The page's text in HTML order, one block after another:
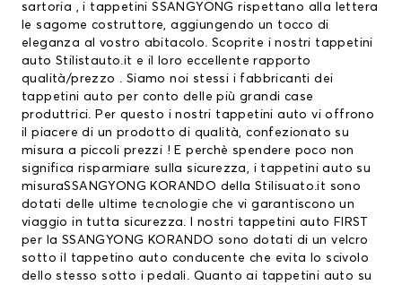
sartoria , i tappetini SSANGYONG rispettano alla lettera
le sagome costruttore, aggiungendo un tocco di
eleganza al vostro abitacolo. Scoprite i nostri tappetini
auto Stilistauto.it e il loro eccellente rapporto
qualità/prezzo . Siamo noi stessi i fabbricanti dei
tappetini auto per conto delle più grandi case
produttrici. Per questo i nostri tappetini auto vi offrono
il piacere di un prodotto di qualità, confezionato su
misura a piccoli prezzi ! E perchè spendere poco non
significa risparmiare sulla sicurezza, i tappetini auto su
misuraSSANGYONG KORANDO della Stilisuato.it sono
dotati delle ultime tecnologie che vi garantiscono un
viaggio in tutta sicurezza. I nostri tappetini auto FIRST
per la SSANGYONG KORANDO sono dotati di un velcro
sotto il tappetino auto conducente che evita lo scivolo
dello stesso sotto i pedali. Quanto ai tappetini auto su